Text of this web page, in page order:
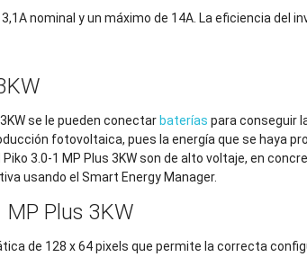
nominal y un máximo de 14A. La eficiencia del
se le pueden conectar baterías para conseguir
fotovoltaica, pues la energía que se haya
3.0-1 MP Plus 3KW son de alto voltaje, en
usando el Smart Energy Manager.
Plus 3KW
de 128 x 64 pixels que permite la correcta